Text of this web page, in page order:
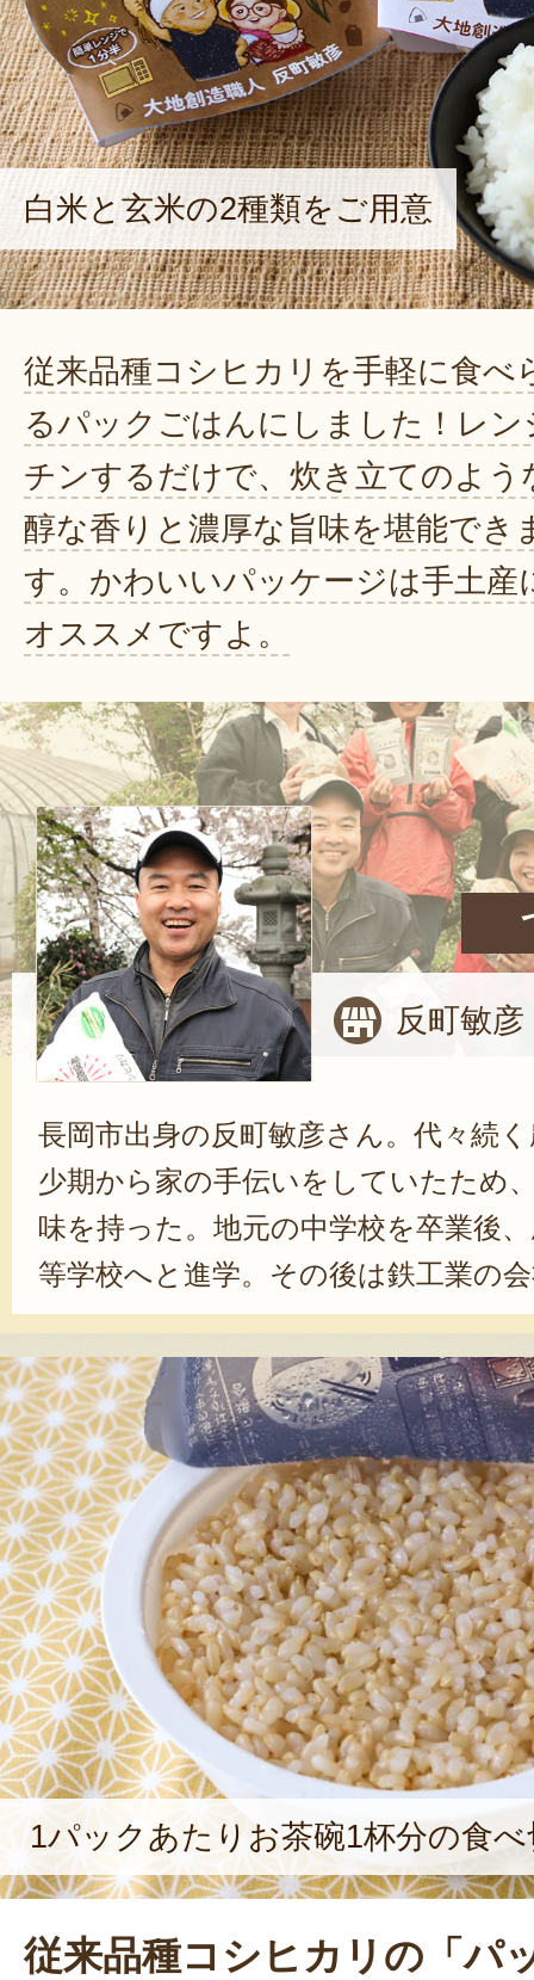
白米と玄米の2種類をご用意
従来品種コシヒカリを手軽に食べ
るパックごはんにしました！レン
チンするだけで、炊き立てのよう
醇な香りと濃厚な旨味を堪能でき
す。かわいいパッケージは手土産
オススメですよ。
反町敏彦
長岡市出身の反町敏彦さん。代々続
少期から家の手伝いをしていたため
味を持った。地元の中学校を卒業後
等学校へと進学。その後は鉄工業の
兼業で農業を営んだ。反町さんは、
とは自然が相手だということだと感
難しさの中で試行錯誤しながらも、
ている。手間暇を惜しまず、こだわ
らこそ、食べてくださった方に美味
だくのがなによりのやりがいになる
さんは代々続く農家の4代目であり、
から積極的に生産量を増やしたり、
いる。これからも変化を恐れず、何
していきたいと楽しそうに語る。年
りたいことは健康なうちにやりたい
期待が高まる。
1パックあたりお茶碗1杯分の食
従来品種コシヒカリの「パ